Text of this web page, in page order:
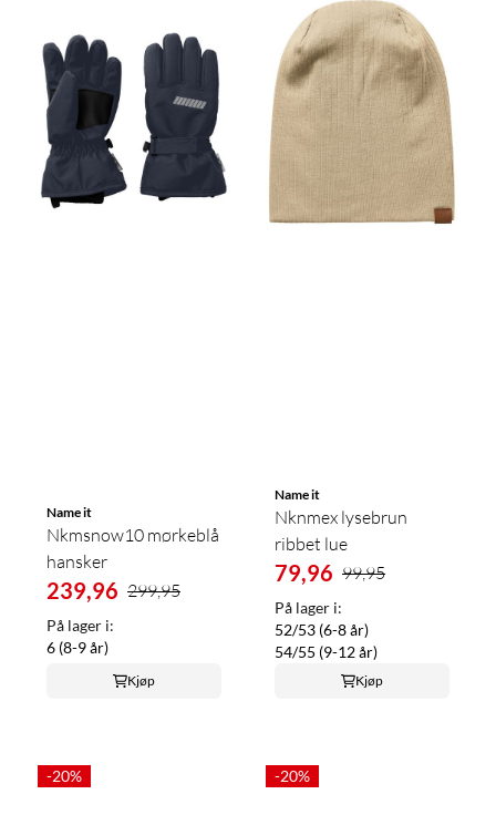
Name it
Nkmsnow10 mørkeblå
hansker
239,96 299,95
På lager i:
6 (8-9 år)
Kjøp
Name it
Nknmex lysebrun
ribbet lue
79,96 99,95
På lager i:
52/53 (6-8 år)
54/55 (9-12 år)
Kjøp
-20% -20%